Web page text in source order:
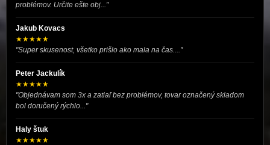
problémov. Určite ešte obj..."
Jakub Kovacs
★★★★★
"Super skusenost, všetko prišlo ako mala na čas...."
Peter Jackulík
★★★★★
"Objednávam som 3x a zatiaľ bez problémov, tovar označený skladom
bol doručený rýchlo..."
Haly štuk
★★★★★